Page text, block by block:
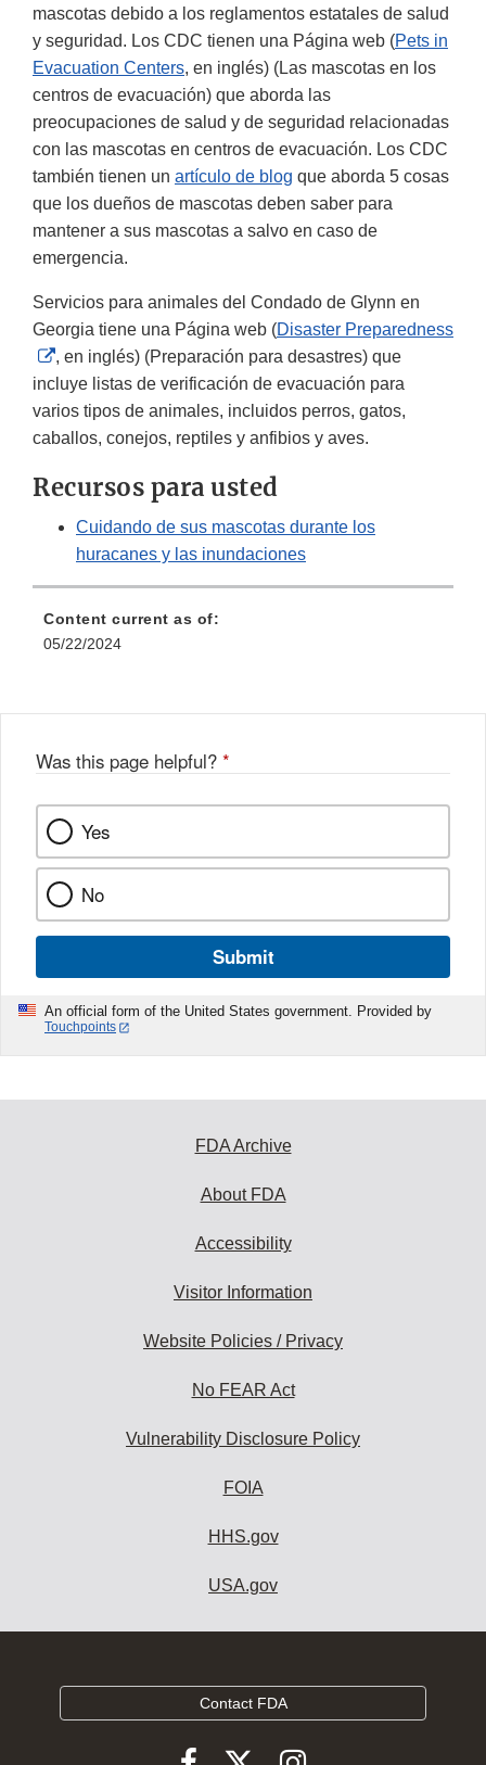
mascotas debido a los reglamentos estatales de salud
y seguridad. Los CDC tienen una Página web (Pets in
Evacuation Centers, en inglés) (Las mascotas en los
centros de evacuación) que aborda las
preocupaciones de salud y de seguridad relacionadas
con las mascotas en centros de evacuación. Los CDC
también tienen un artículo de blog que aborda 5 cosas
que los dueños de mascotas deben saber para
mantener a sus mascotas a salvo en caso de
emergencia.
Servicios para animales del Condado de Glynn en
Georgia tiene una Página web (Disaster Preparedness
External
Link
Disclaimer
, en inglés) (Preparación para desastres) que
incluye listas de verificación de evacuación para
varios tipos de animales, incluidos perros, gatos,
caballos, conejos, reptiles y anfibios y aves.
Recursos para usted
Cuidando de sus mascotas durante los
huracanes y las inundaciones
Content current as of:
05/22/2024
Was this page helpful? *
Yes
No
Submit
An official form of the United States government. Provided by
Touchpoints
FDA Archive
About FDA
Accessibility
Visitor Information
Website Policies / Privacy
No FEAR Act
Vulnerability Disclosure Policy
FOIA
HHS.gov
USA.gov
Contact FDA
Follow